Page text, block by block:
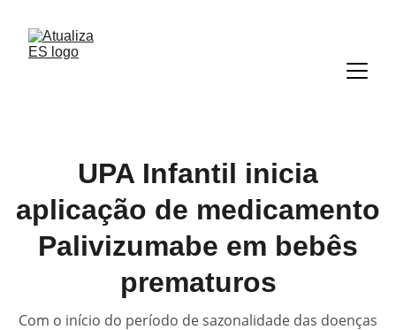
UPA Infantil inicia
aplicação de medicamento
Palivizumabe em bebês
prematuros
Com o início do período de sazonalidade das doenças